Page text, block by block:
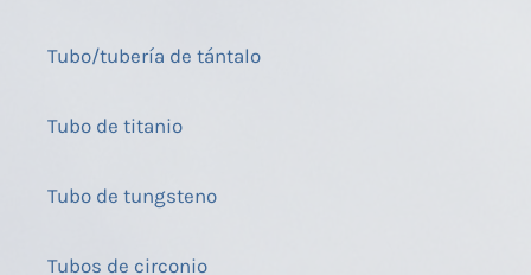
Tubo/tubería de tántalo
Tubo de titanio
Tubo de tungsteno
Tubos de circonio